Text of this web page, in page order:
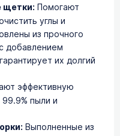
щетки: Помогают
углы и
из прочного
добавлением
их долгий
эффективную
пыли и
Выполненные из